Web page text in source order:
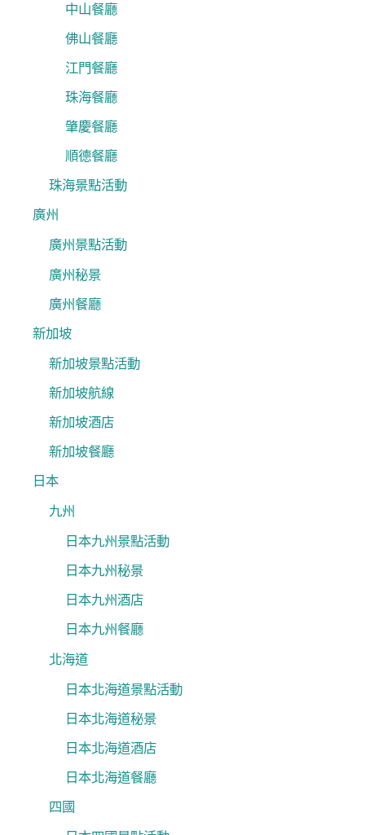
中山餐廳
佛山餐廳
江門餐廳
珠海餐廳
肇慶餐廳
順德餐廳
珠海景點活動
廣州
廣州景點活動
廣州秘景
廣州餐廳
新加坡
新加坡景點活動
新加坡航線
新加坡酒店
新加坡餐廳
日本
九州
日本九州景點活動
日本九州秘景
日本九州酒店
日本九州餐廳
北海道
日本北海道景點活動
日本北海道秘景
日本北海道酒店
日本北海道餐廳
四國